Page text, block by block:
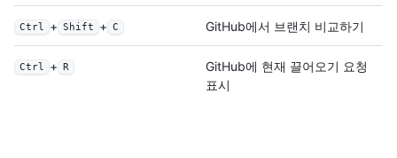
Ctrl + Shift + C GitHub에서 브랜치 비교하기
Ctrl + R
GitHub에 현재 끌어오기 요청
표시